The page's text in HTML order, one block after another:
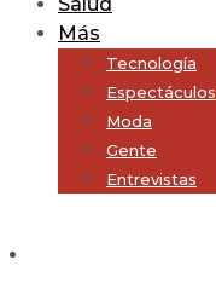
Más
Tecnología
Espectáculos
Moda
Gente
Entrevistas